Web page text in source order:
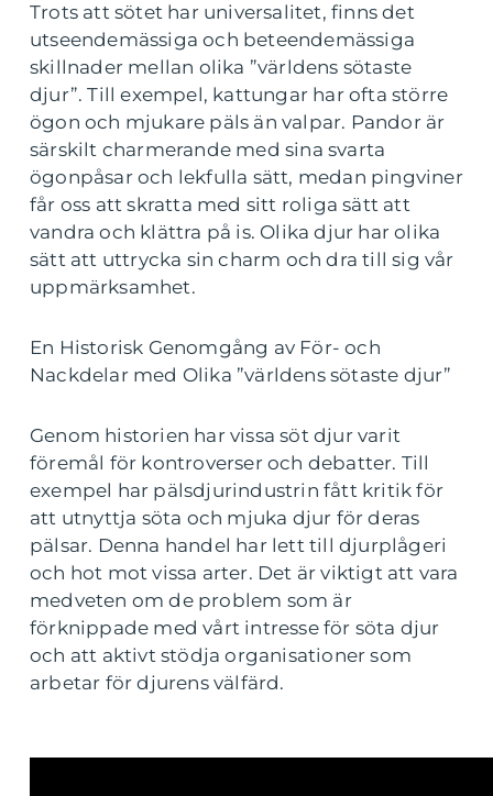
Trots att sötet har universalitet, finns det
utseendemässiga och beteendemässiga
skillnader mellan olika ”världens sötaste
djur”. Till exempel, kattungar har ofta större
ögon och mjukare päls än valpar. Pandor är
särskilt charmerande med sina svarta
ögonpåsar och lekfulla sätt, medan pingviner
får oss att skratta med sitt roliga sätt att
vandra och klättra på is. Olika djur har olika
sätt att uttrycka sin charm och dra till sig vår
uppmärksamhet.
En Historisk Genomgång av För- och
Nackdelar med Olika ”världens sötaste djur”
Genom historien har vissa söt djur varit
föremål för kontroverser och debatter. Till
exempel har pälsdjurindustrin fått kritik för
att utnyttja söta och mjuka djur för deras
pälsar. Denna handel har lett till djurplågeri
och hot mot vissa arter. Det är viktigt att vara
medveten om de problem som är
förknippade med vårt intresse för söta djur
och att aktivt stödja organisationer som
arbetar för djurens välfärd.